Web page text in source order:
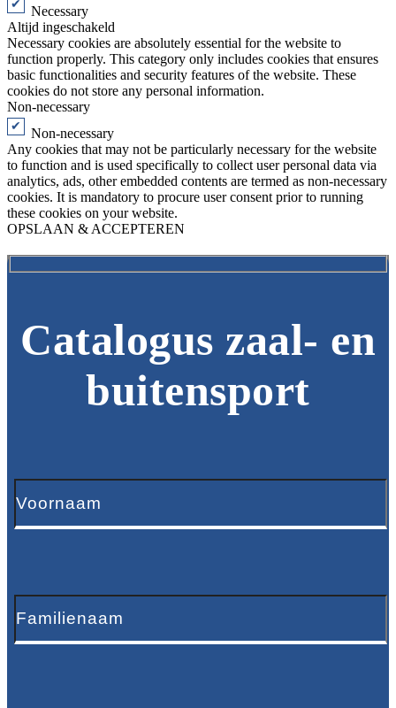
Necessary
Altijd ingeschakeld
Necessary cookies are absolutely essential for the website to
function properly. This category only includes cookies that ensures
basic functionalities and security features of the website. These
cookies do not store any personal information.
Non-necessary
Non-necessary
Any cookies that may not be particularly necessary for the website
to function and is used specifically to collect user personal data via
analytics, ads, other embedded contents are termed as non-necessary
cookies. It is mandatory to procure user consent prior to running
these cookies on your website.
OPSLAAN & ACCEPTEREN
Catalogus zaal- en
buitensport